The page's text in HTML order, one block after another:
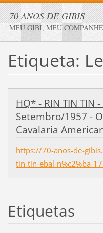
70 ANOS DE GIBIS
MEU GIBI, MEU
Etiqueta:
HQ* - RIN TIN TIN
Setembro/1957 -
Cavalaria
https://70-anos-de-
tin-tin-ebal-n%c2%ba-
Etiquetas